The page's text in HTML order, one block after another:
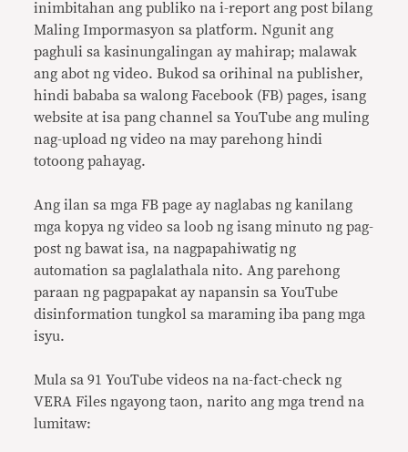
inimbitahan ang publiko na i-report ang post bilang
Maling Impormasyon sa platform. Ngunit ang
paghuli sa kasinungalingan ay mahirap; malawak
ang abot ng video. Bukod sa orihinal na publisher,
hindi bababa sa walong Facebook (FB) pages, isang
website at isa pang channel sa YouTube ang muling
nag-upload ng video na may parehong hindi
totoong pahayag.
Ang ilan sa mga FB page ay naglabas ng kanilang
mga kopya ng video sa loob ng isang minuto ng pag-
post ng bawat isa, na nagpapahiwatig ng
automation sa paglalathala nito. Ang parehong
paraan ng pagpapakat ay napansin sa YouTube
disinformation tungkol sa maraming iba pang mga
isyu.
Mula sa 91 YouTube videos na na-fact-check ng
VERA Files ngayong taon, narito ang mga trend na
lumitaw: